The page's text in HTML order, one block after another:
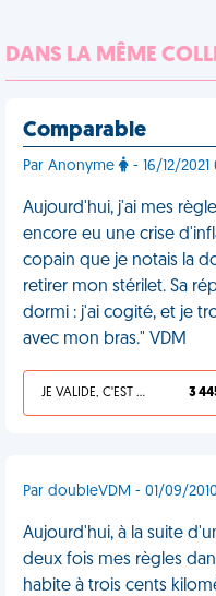
DANS LA MÊME
Comparable
Par Anonyme - 16/12/2021
Aujourd'hui, j'ai mes
encore eu une crise
copain que je notais la
retirer mon stérilet. Sa
dormi : j'ai cogité, et je
avec mon bras." VDM
JE VALIDE, C'EST UNE VDM 3
Par doubleVDM - 01/09/
Aujourd'hui, à la suite
deux fois mes règles
habite à trois cents